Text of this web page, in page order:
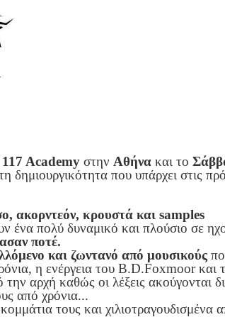
Academyστην Αθήνακαι το
που υπάρχει στις
ακορντεόν, κρουστά και samples
ένα πολύ δυναμικό και πλούσιο σε
ποτέ.
και ζωντανό από μουσικούς
η ενέργεια του B.D.Foxmoor και
αρχή καθώς οι λέξεις ακούγονται
από χρόνια...
τους και